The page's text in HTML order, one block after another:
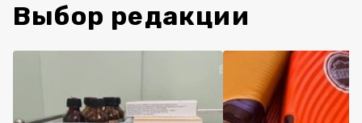
Выбор редакции